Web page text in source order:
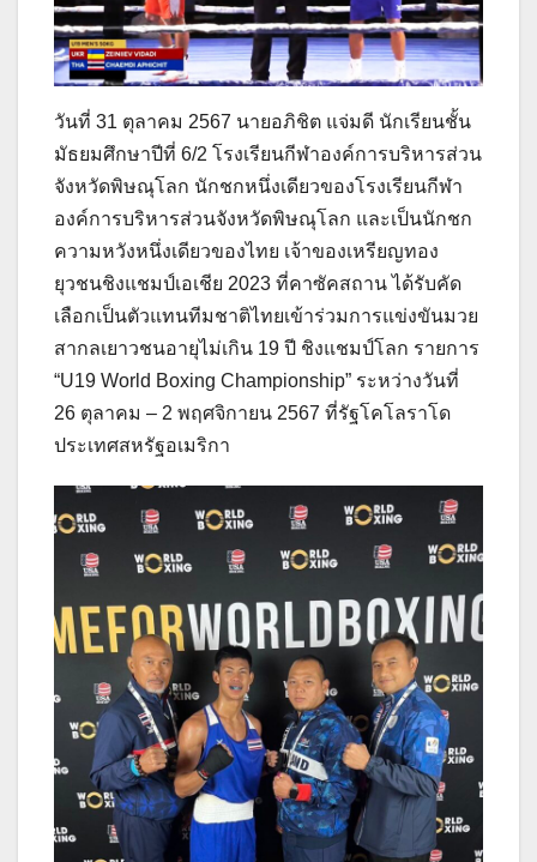
วันที่ 31 ตุลาคม 2567 นายอภิชิต แจ่มดี นักเรียนชั้น
มัธยมศึกษาปีที่ 6/2 โรงเรียนกีฬาองค์การบริหารส่วน
จังหวัดพิษณุโลก นักชกหนึ่งเดียวของโรงเรียนกีฬา
องค์การบริหารส่วนจังหวัดพิษณุโลก และเป็นนักชก
ความหวังหนึ่งเดียวของไทย เจ้าของเหรียญทอง
ยุวชนชิงแชมป์เอเชีย 2023 ที่คาซัคสถาน ได้รับคัด
เลือกเป็นตัวแทนทีมชาติไทยเข้าร่วมการแข่งขันมวย
สากลเยาวชนอายุไม่เกิน 19 ปี ชิงแชมป์โลก รายการ
“U19 World Boxing Championship” ระหว่างวันที่
26 ตุลาคม – 2 พฤศจิกายน 2567 ที่รัฐโคโลราโด
ประเทศสหรัฐอเมริกา